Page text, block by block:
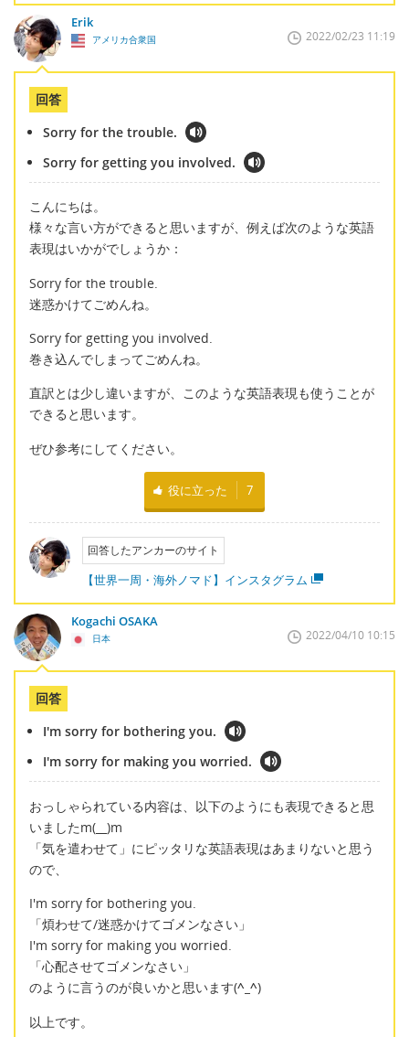
Erik
アメリカ合衆国 2022/02/23 11:19
回答
Sorry for the trouble.
Sorry for getting you involved.
こんにちは。
様々な言い方ができると思いますが、例えば次のような英語
表現はいかがでしょうか：
Sorry for the trouble.
迷惑かけてごめんね。
Sorry for getting you involved.
巻き込んでしまってごめんね。
直訳とは少し違いますが、このような英語表現も使うことが
できると思います。
ぜひ参考にしてください。
役に立った 7
回答したアンカーのサイト
【世界一周・海外ノマド】インスタグラム
Kogachi OSAKA
日本 2022/04/10 10:15
回答
I'm sorry for bothering you.
I'm sorry for making you worried.
おっしゃられている内容は、以下のようにも表現できると思
いましたm(__)m
「気を遣わせて」にピッタリな英語表現はあまりないと思う
ので、
I'm sorry for bothering you.
「煩わせて/迷惑かけてゴメンなさい」
I'm sorry for making you worried.
「心配させてゴメンなさい」
のように言うのが良いかと思います(^_^)
以上です。